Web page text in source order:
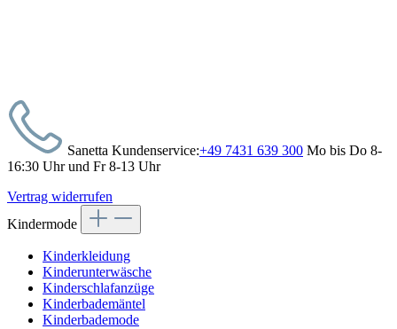
Sanetta Kundenservice:+49 7431 639 300 Mo bis Do 8-
16:30 Uhr und Fr 8-13 Uhr
Vertrag widerrufen
Kindermode
Kinderkleidung
Kinderunterwäsche
Kinderschlafanzüge
Kinderbademäntel
Kinderbademode